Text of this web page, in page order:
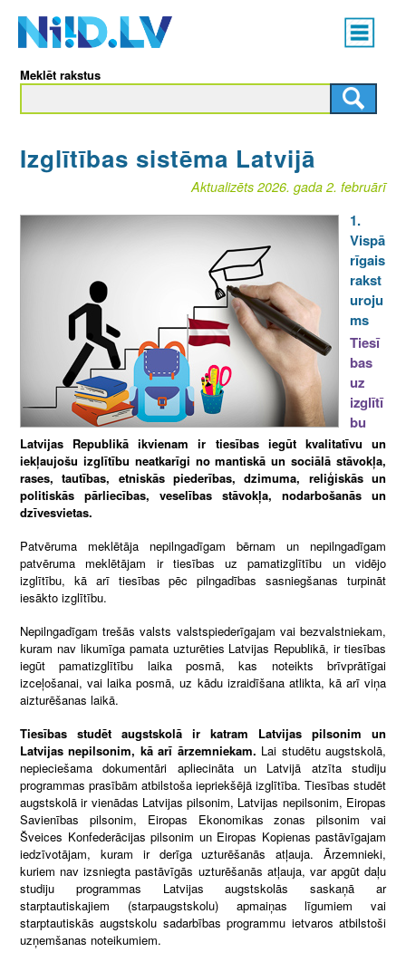
content
Main
menu
Meklēt rakstus
Izglītības sistēma Latvijā
Aktualizēts 2026. gada 2. februārī
1.
Vispā
rīgais
rakst
uroju
ms
Tiesī
bas
uz
izglītī
bu
Latvijas Republikā ikvienam ir tiesības iegūt kvalitatīvu un
iekļaujošu izglītību neatkarīgi no mantiskā un sociālā stāvokļa,
rases, tautības, etniskās piederības, dzimuma, reliģiskās un
politiskās pārliecības, veselības stāvokļa, nodarbošanās un
dzīvesvietas.
Patvēruma meklētāja nepilngadīgam bērnam un nepilngadīgam
patvēruma meklētājam ir tiesības uz pamatizglītību un vidējo
izglītību, kā arī tiesības pēc pilngadības sasniegšanas turpināt
iesākto izglītību.
Nepilngadīgam trešās valsts valstspiederīgajam vai bezvalstniekam,
kuram nav likumīga pamata uzturēties Latvijas Republikā, ir tiesības
iegūt pamatizglītību laika posmā, kas noteikts brīvprātīgai
izceļošanai, vai laika posmā, uz kādu izraidīšana atlikta, kā arī viņa
aizturēšanas laikā.
Tiesības studēt augstskolā ir katram Latvijas pilsonim un
Latvijas nepilsonim, kā arī ārzemniekam. Lai studētu augstskolā,
nepieciešama dokumentāri apliecināta un Latvijā atzīta studiju
programmas prasībām atbilstoša iepriekšējā izglītība. Tiesības studēt
augstskolā ir vienādas Latvijas pilsonim, Latvijas nepilsonim, Eiropas
Savienības pilsonim, Eiropas Ekonomikas zonas pilsonim vai
Šveices Konfederācijas pilsonim un Eiropas Kopienas pastāvīgajam
iedzīvotājam, kuram ir derīga uzturēšanās atļauja. Ārzemnieki,
kuriem nav izsniegta pastāvīgās uzturēšanās atļauja, var apgūt daļu
studiju programmas Latvijas augstskolās saskaņā ar
starptautiskajiem (starpaugstskolu) apmaiņas līgumiem vai
starptautiskās augstskolu sadarbības programmu ietvaros atbilstoši
uzņemšanas noteikumiem.